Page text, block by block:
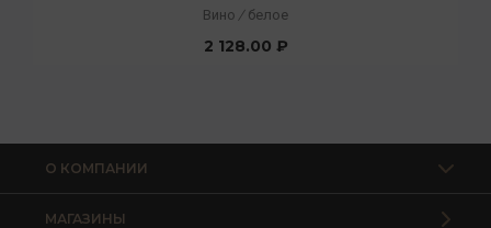
Вино / белое
2 128.00 ₽
О КОМПАНИИ
МАГАЗИНЫ